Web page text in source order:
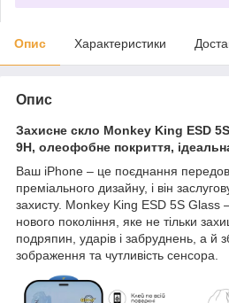
Опис Характеристики
Опис
Захисне скло Monkey King ESD
9H, олеофобне покриття,
Ваш iPhone – це поєднання
преміального дизайну, і він
захисту. Monkey King ESD 5S Glass
нового покоління, яке не тільки
подряпин, ударів і забруднень, а й
зображення та чутливість сенсора.